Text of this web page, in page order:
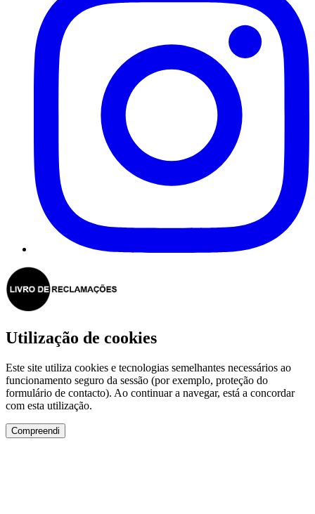
Utilização de cookies
Este site utiliza cookies e tecnologias semelhantes necessários ao
funcionamento seguro da sessão (por exemplo, proteção do
formulário de contacto). Ao continuar a navegar, está a concordar
com esta utilização.
Compreendi